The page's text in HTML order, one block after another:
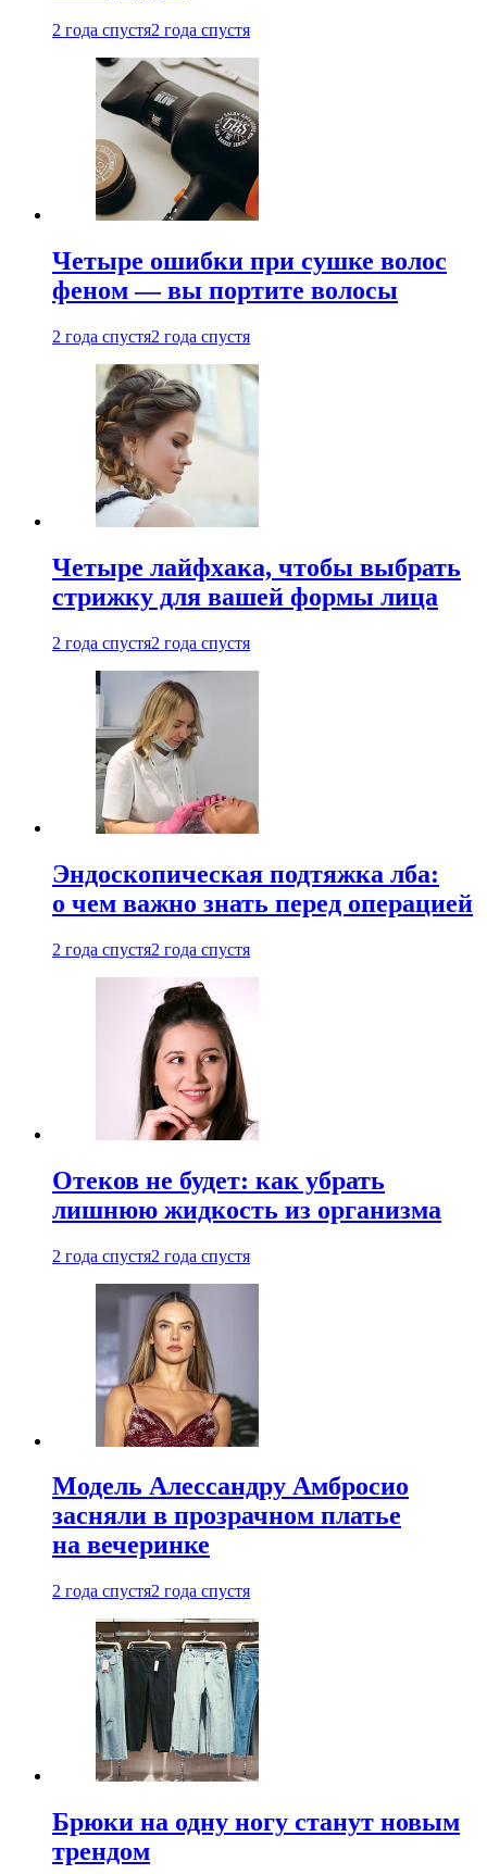
2 года спустя2 года спустя
Четыре ошибки при сушке волос
феном — вы портите волосы
2 года спустя2 года спустя
Четыре лайфхака, чтобы выбрать
стрижку для вашей формы лица
2 года спустя2 года спустя
Эндоскопическая подтяжка лба:
о чем важно знать перед операцией
2 года спустя2 года спустя
Отеков не будет: как убрать
лишнюю жидкость из организма
2 года спустя2 года спустя
Модель Алессандру Амбросио
засняли в прозрачном платье
на вечеринке
2 года спустя2 года спустя
Брюки на одну ногу станут новым
трендом